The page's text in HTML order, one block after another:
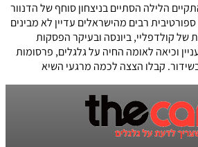
הלילה הסתיים בניצחון סוחף של הדנוור
רבים מהישראלים עדיין לא מבינים
קולדפליי, ביונסה ובעיקר הפסקות
וכיאה לאומה החיה על גלגלים, פרסומות
קבלו הצצה לכמה מרגעי השיא